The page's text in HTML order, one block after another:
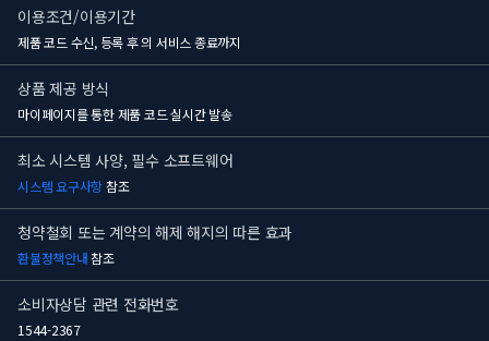
이용조건/이용기간
제품 코드 수신, 등록 후의 서비스 종료까지
상품 제공 방식
마이페이지를 통한 제품 코드 실시간 발송
최소 시스템 사양, 필수 소프트웨어
시스템 요구사항참조
청약철회 또는 계약의 해제 해지의 따른 효과
환불정책안내참조
소비자상담 관련 전화번호
1544-2367